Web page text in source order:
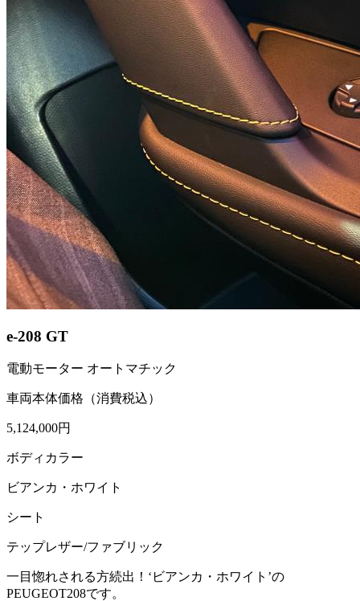
e-208 GT
電動モーター オートマチック
車両本体価格（消費税込）
5,124,000円
ボディカラー
ビアンカ・ホワイト
シート
テップレザー/ファブリック
一目惚れされる方続出！‘ビアンカ・ホワイト’の
PEUGEOT208です。